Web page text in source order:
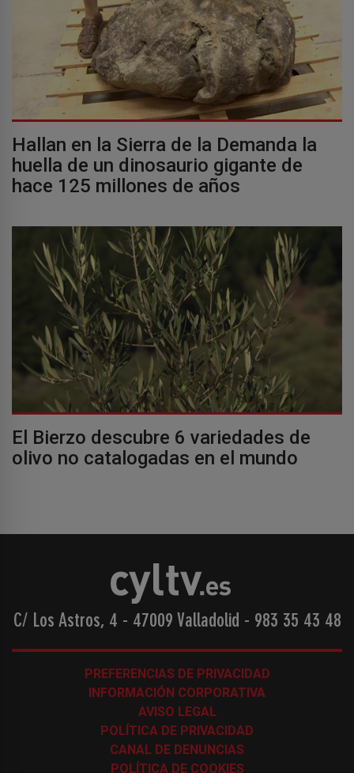
Hallan en la Sierra de la Demanda la
huella de un dinosaurio gigante de
hace 125 millones de años
El Bierzo descubre 6 variedades de
olivo no catalogadas en el mundo
C/ Los Astros, 4 - 47009 Valladolid - 983 35 43 48
PREFERENCIAS DE PRIVACIDAD
INFORMACIÓN CORPORATIVA
AVISO LEGAL
POLÍTICA DE PRIVACIDAD
CANAL DE DENUNCIAS
POLÍTICA DE COOKIES